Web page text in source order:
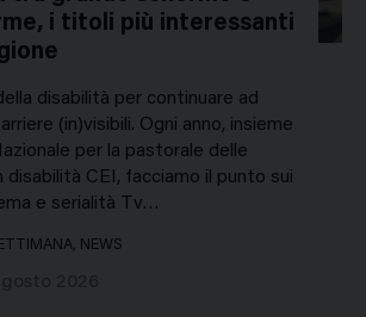
i titoli più interessanti
disabilità per continuare ad
(in)visibili. Ogni anno, insieme
per la pastorale delle
disabilità CEI, facciamo il punto sui
e serialità Tv…
NEWS